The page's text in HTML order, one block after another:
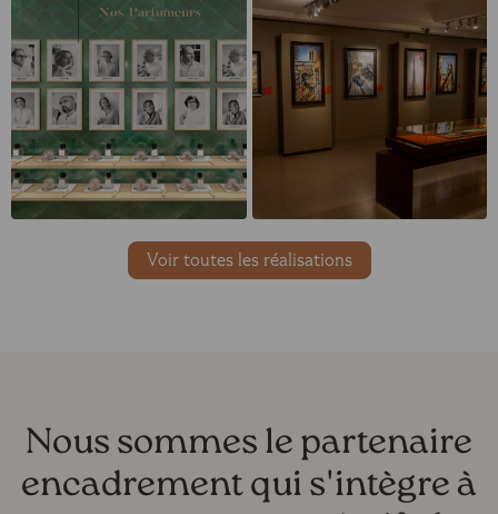
Voir toutes les réalisations
Nous sommes le partenaire
encadrement qui s'intègre à